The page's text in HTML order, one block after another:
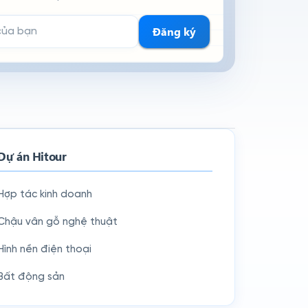
tin
Đăng ký
án Hitour
tác kinh doanh
vân gỗ nghệ thuật
nền điện thoại
động sản